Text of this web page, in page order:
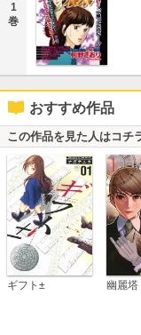
1
巻
おすすめ作品
この作品を見た人はコチ
ギフト± 幽麗塔